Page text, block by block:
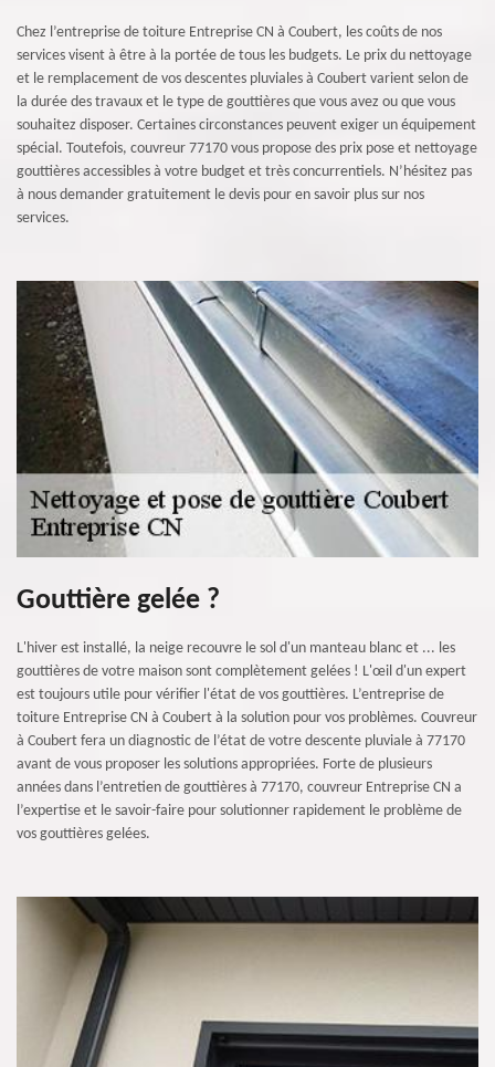
Chez l’entreprise de toiture Entreprise CN à Coubert, les coûts de nos
services visent à être à la portée de tous les budgets. Le prix du nettoyage
et le remplacement de vos descentes pluviales à Coubert varient selon de
la durée des travaux et le type de gouttières que vous avez ou que vous
souhaitez disposer. Certaines circonstances peuvent exiger un équipement
spécial. Toutefois, couvreur 77170 vous propose des prix pose et nettoyage
gouttières accessibles à votre budget et très concurrentiels. N’hésitez pas
à nous demander gratuitement le devis pour en savoir plus sur nos
services.
Gouttière gelée ?
L'hiver est installé, la neige recouvre le sol d'un manteau blanc et ... les
gouttières de votre maison sont complètement gelées ! L'œil d'un expert
est toujours utile pour vérifier l'état de vos gouttières. L’entreprise de
toiture Entreprise CN à Coubert à la solution pour vos problèmes. Couvreur
à Coubert fera un diagnostic de l’état de votre descente pluviale à 77170
avant de vous proposer les solutions appropriées. Forte de plusieurs
années dans l’entretien de gouttières à 77170, couvreur Entreprise CN a
l’expertise et le savoir-faire pour solutionner rapidement le problème de
vos gouttières gelées.